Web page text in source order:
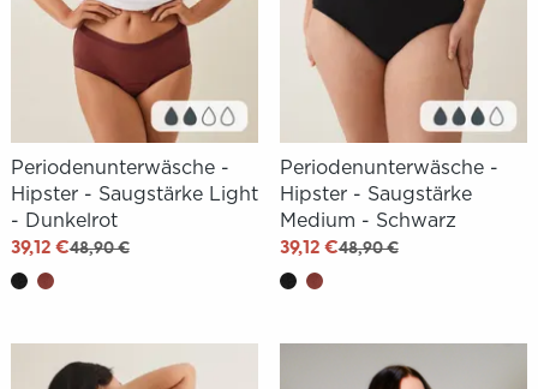
Periodenunterwäsche -
Hipster - Saugstärke Light
- Dunkelrot
39,12 €48,90 €
Periodenunterwäsche -
Hipster - Saugstärke
Medium - Schwarz
39,12 €48,90 €